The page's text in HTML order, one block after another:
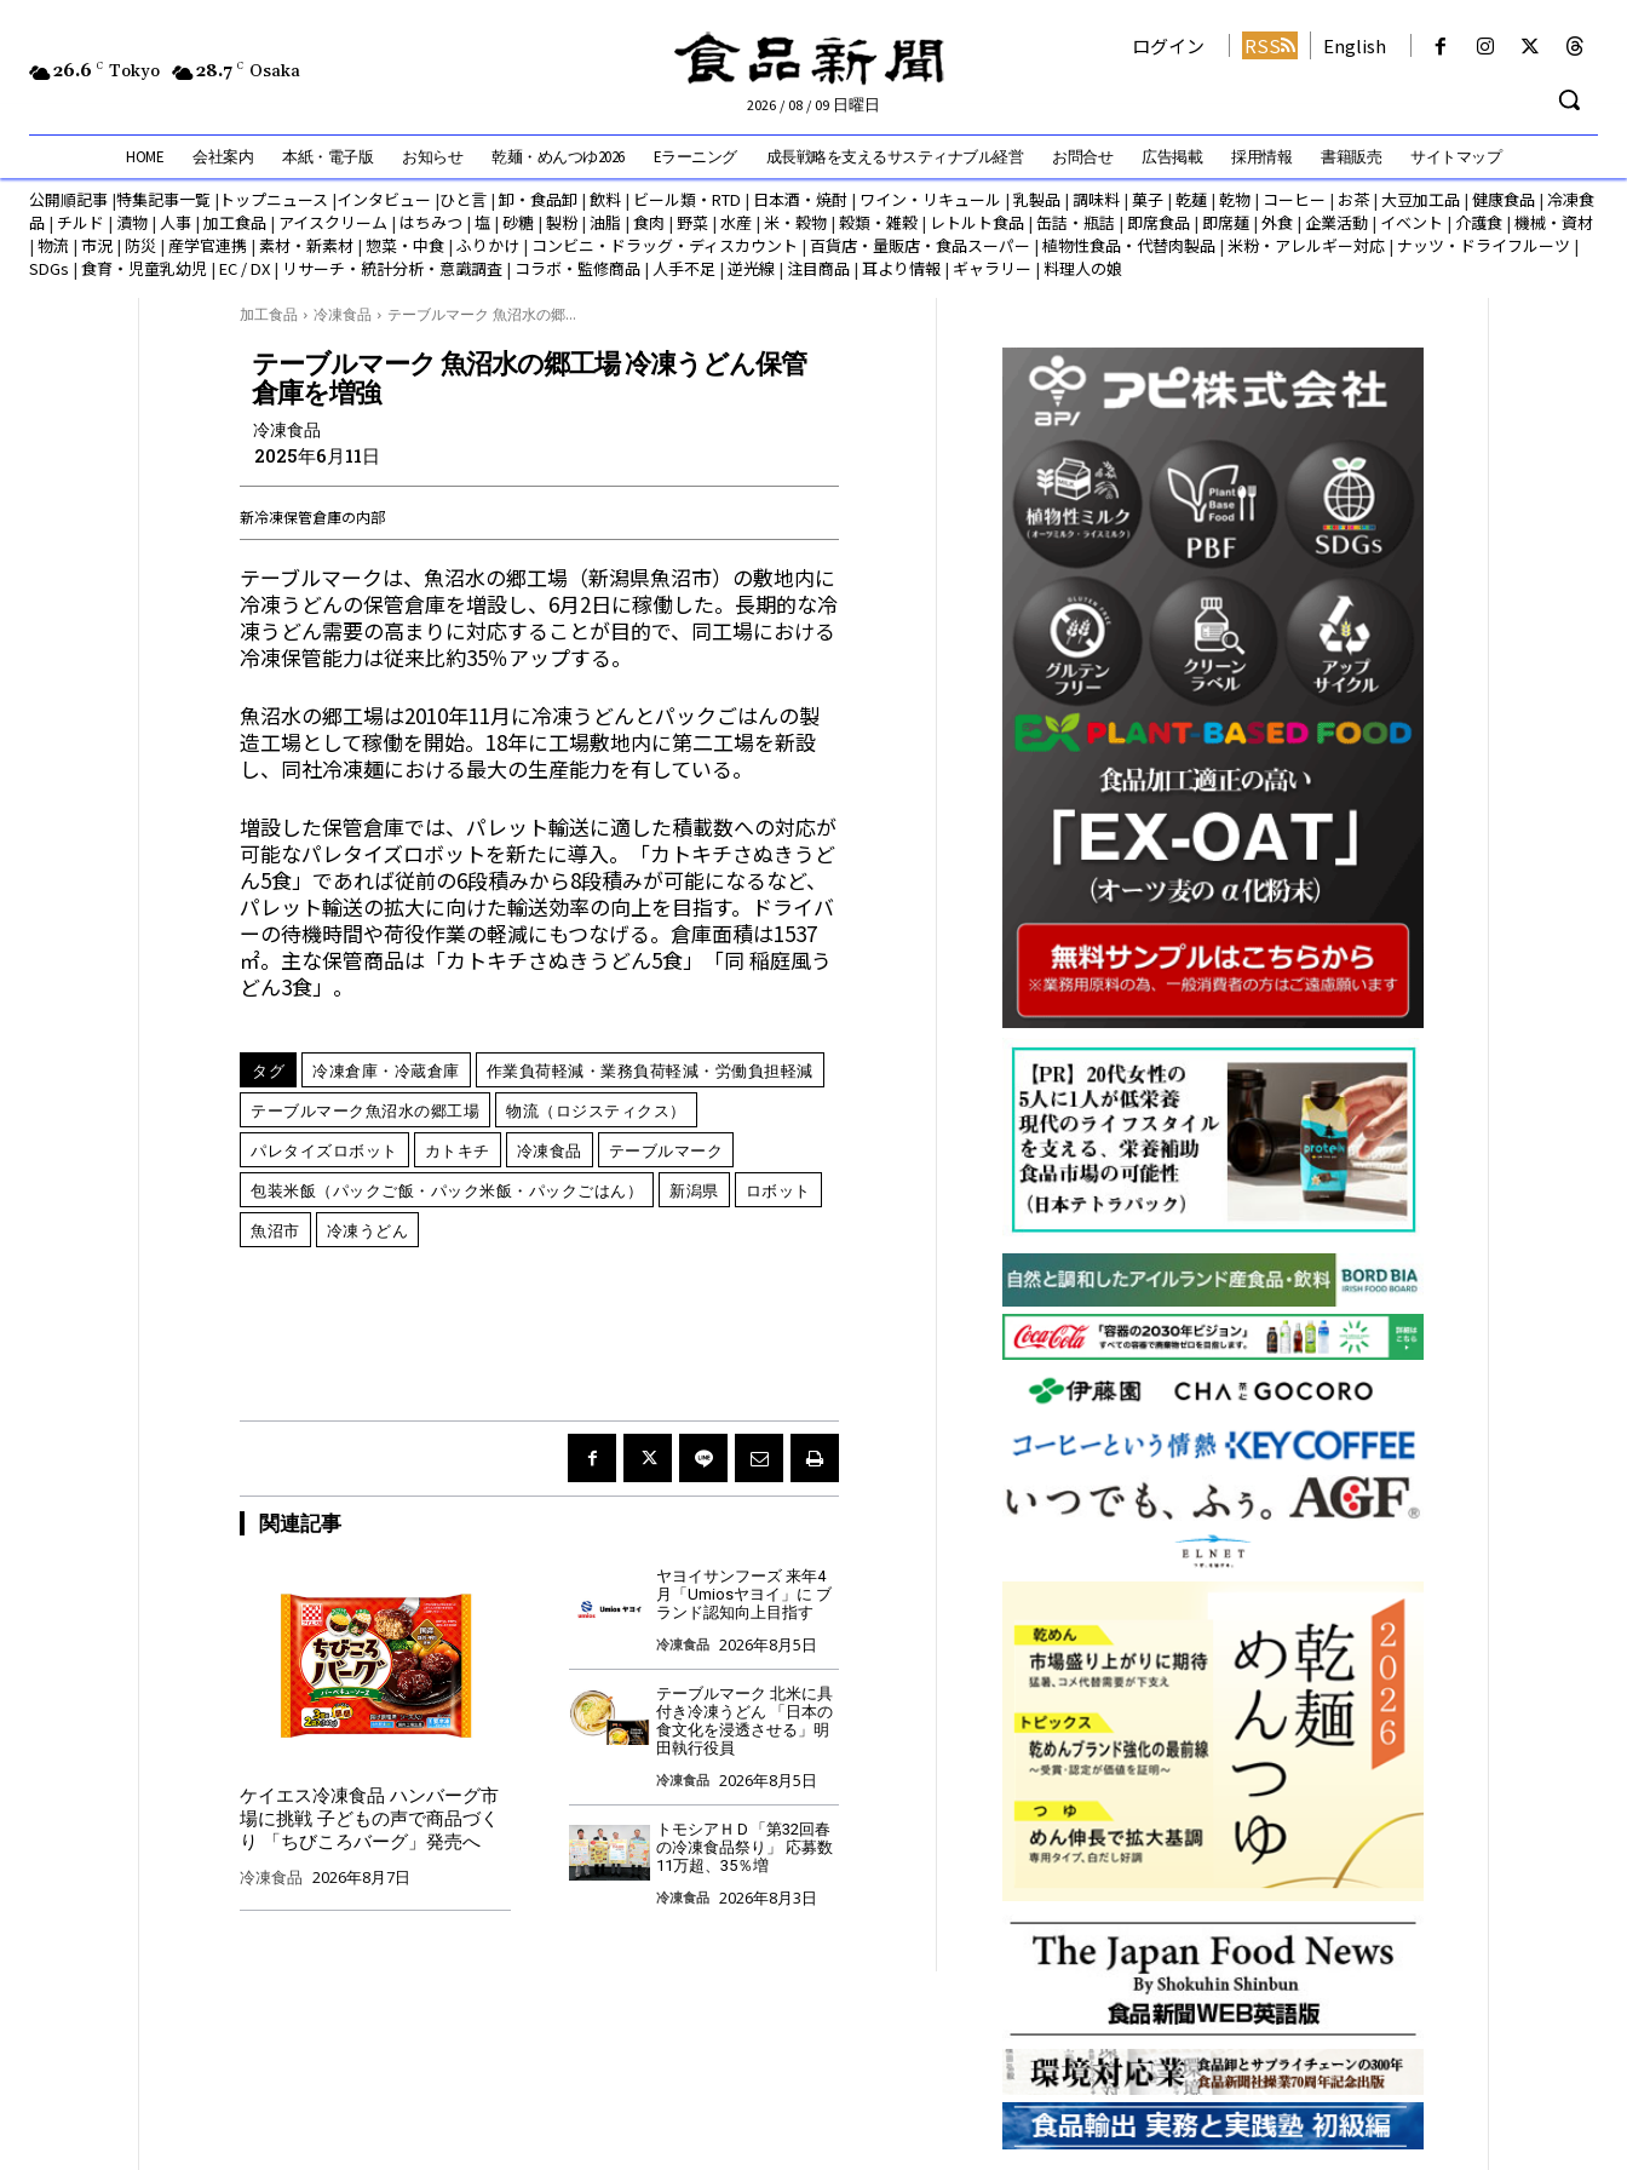
26.6 C Tokyo 28.7 C Osaka
2026 / 08 / 09 日曜日
ログイン RSS English
HOME 会社案内 本紙・電子版 お知らせ 乾麺・めんつゆ2026 Eラーニング 成長戦略を支えるサスティナブル経営 お問合せ 広告掲載 採用情報 書籍販売 サイトマップ
公開順記事 |特集記事一覧 | トップニュース |インタビュー |ひと言 |卸・食品卸 | 飲料 | ビール類・RTD | 日本酒・焼酎 | ワイン・リキュール | 乳製品 | 調味料 | 菓子 | 乾麺 | 乾物 | コーヒー | お茶 | 大豆加工品 | 健康食品 | 冷凍食
品 | チルド | 漬物 | 人事 | 加工食品 | アイスクリーム | はちみつ | 塩 | 砂糖 | 製粉| 油脂 | 食肉 | 野菜 | 水産 | 米・穀物 | 穀類・雑穀 | レトルト食品 | 缶詰・瓶詰 | 即席食品 | 即席麺 | 外食 | 企業活動 | イベント | 介護食 | 機械・資材
| 物流 | 市況 | 防災 | 産学官連携 | 素材・新素材 | 惣菜・中食 | ふりかけ | コンビニ・ドラッグ・ディスカウント | 百貨店・量販店・食品スーパー | 植物性食品・代替肉製品 | 米粉・アレルギー対応 | ナッツ・ドライフルーツ |
SDGs | 食育・児童乳幼児 | EC / DX | リサーチ・統計分析・意識調査 | コラボ・監修商品 | 人手不足 | 逆光線 | 注目商品 | 耳より情報 | ギャラリー | 料理人の娘
加工食品 冷凍食品 テーブルマーク 魚沼水の郷...
テーブルマーク 魚沼水の郷工場 冷凍うどん保管
倉庫を増強
冷凍食品
2025年6月11日
新冷凍保管倉庫の内部
テーブルマークは、魚沼水の郷工場（新潟県魚沼市）の敷地内に
冷凍うどんの保管倉庫を増設し、6月2日に稼働した。長期的な冷
凍うどん需要の高まりに対応することが目的で、同工場における
冷凍保管能力は従来比約35％アップする。
魚沼水の郷工場は2010年11月に冷凍うどんとパックごはんの製
造工場として稼働を開始。18年に工場敷地内に第二工場を新設
し、同社冷凍麺における最大の生産能力を有している。
増設した保管倉庫では、パレット輸送に適した積載数への対応が
可能なパレタイズロボットを新たに導入。「カトキチさぬきうど
ん5食」であれば従前の6段積みから8段積みが可能になるなど、
パレット輸送の拡大に向けた輸送効率の向上を目指す。ドライバ
ーの待機時間や荷役作業の軽減にもつなげる。倉庫面積は1537
㎡。主な保管商品は「カトキチさぬきうどん5食」「同 稲庭風う
どん3食」。
タグ 冷凍倉庫・冷蔵倉庫
作業負荷軽減・業務負荷軽減・労働負担軽減
テーブルマーク魚沼水の郷工場
物流（ロジスティクス）
パレタイズロボット
カトキチ 冷凍食品
テーブルマーク
包装米飯（パックご飯・パック米飯・パックごはん）
新潟県
ロボット
魚沼市
冷凍うどん
関連記事
ケイエス冷凍食品 ハンバーグ市
場に挑戦 子どもの声で商品づく
り 「ちびころバーグ」発売へ
冷凍食品 2026年8月7日
ヤヨイサンフーズ 来年4
月「Umiosヤヨイ」に ブ
ランド認知向上目指す
冷凍食品 2026年8月5日
テーブルマーク 北米に具
付き冷凍うどん 「日本の
食文化を浸透させる」明
田執行役員
冷凍食品 2026年8月5日
トモシアＨＤ「第32回春
の冷凍食品祭り」 応募数
11万超、35％増
冷凍食品 2026年8月3日